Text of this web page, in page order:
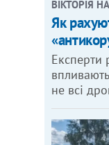
ВІКТОРІЯ
Як
Експерти
не всі